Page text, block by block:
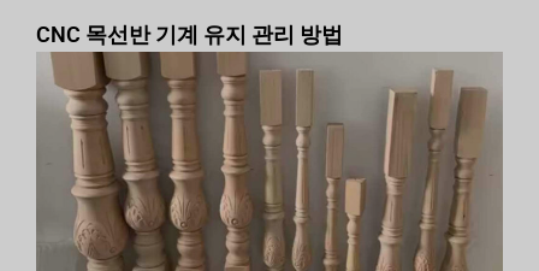
CNC 목선반 기계 유지 관리 방법